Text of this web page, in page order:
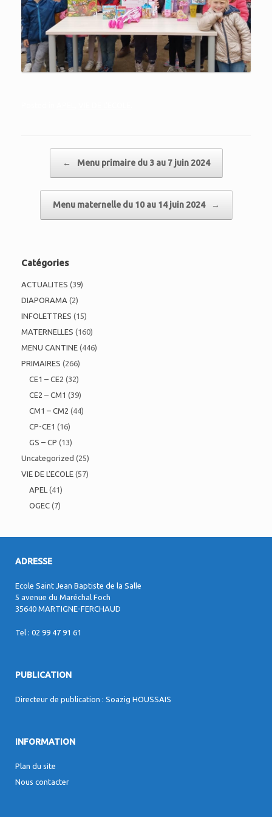
← Menu primaire du 3 au 7 juin 2024
Menu maternelle du 10 au 14 juin 2024 →
Catégories
ACTUALITES (39)
DIAPORAMA (2)
INFOLETTRES (15)
MATERNELLES (160)
MENU CANTINE (446)
PRIMAIRES (266)
CE1 – CE2 (32)
CE2 – CM1 (39)
CM1 – CM2 (44)
CP-CE1 (16)
GS – CP (13)
Uncategorized (25)
VIE DE L'ECOLE (57)
APEL (41)
OGEC (7)
ADRESSE
Ecole Saint Jean Baptiste de la Salle
5 avenue du Maréchal Foch
35640 MARTIGNE-FERCHAUD
Tel : 02 99 47 91 61
PUBLICATION
Directeur de publication : Soazig HOUSSAIS
INFORMATION
Plan du site
Nous contacter